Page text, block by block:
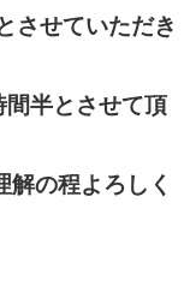
させていただき
間半とさせて頂
解の程よろしく